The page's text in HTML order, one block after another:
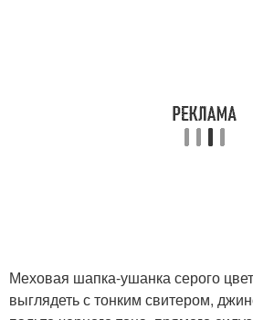
Меховая шапка-ушанка серого
выглядеть с тонким свитером,